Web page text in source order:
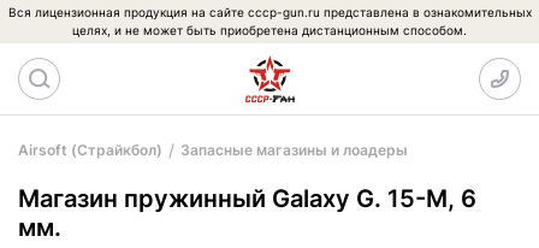
Вся лицензионная продукция на сайте cccp-gun.ru представлена в ознакомительных
целях, и не может быть приобретена дистанционным способом.
Airsoft (Страйкбол) Запасные магазины и лоадеры
Магазин пружинный Galaxy G. 15-M, 6
мм.